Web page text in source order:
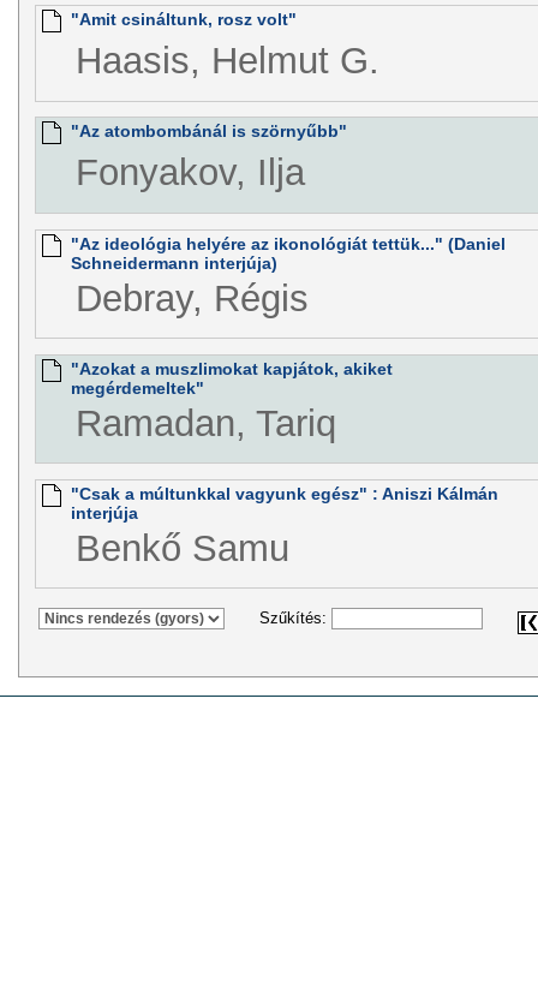
"Amit csináltunk, rosz volt"
Haasis, Helmut G.
"Az atombombánál is szörnyűbb"
Fonyakov, Ilja
"Az ideológia helyére az ikonológiát tettük..." (Daniel
Schneidermann interjúja)
Debray, Régis
"Azokat a muszlimokat kapjátok, akiket
megérdemeltek"
Ramadan, Tariq
"Csak a múltunkkal vagyunk egész" : Aniszi Kálmán
interjúja
Benkő Samu
Szűkítés: